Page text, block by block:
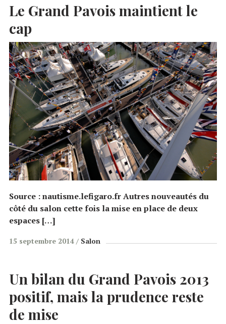
Le Grand Pavois maintient le
cap
Source : nautisme.lefigaro.fr Autres nouveautés du
côté du salon cette fois la mise en place de deux
espaces […]
15 septembre 2014 Salon
Un bilan du Grand Pavois 2013
positif, mais la prudence reste
de mise